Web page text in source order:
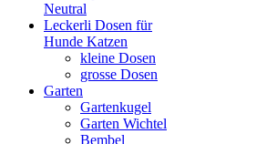
Neutral
Leckerli Dosen für
Hunde Katzen
kleine Dosen
grosse Dosen
Garten
Gartenkugel
Garten Wichtel
Bembel